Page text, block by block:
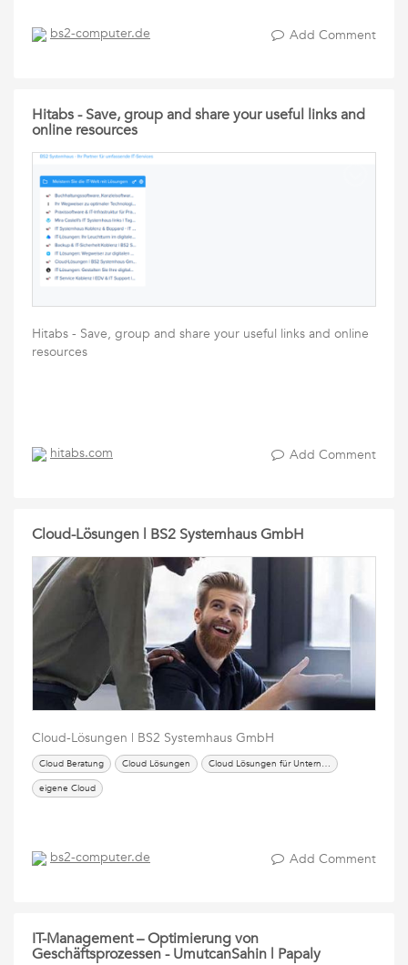
bs2-computer.de Add Comment
Hitabs - Save, group and share your useful links and
online resources
Hitabs - Save, group and share your useful links and online
resources
hitabs.com Add Comment
Cloud-Lösungen | BS2 Systemhaus GmbH
Cloud-Lösungen | BS2 Systemhaus GmbH
Cloud Beratung Cloud Lösungen
Cloud Lösungen für Unternehmen
eigene Cloud
bs2-computer.de Add Comment
IT-Management – Optimierung von
Geschäftsprozessen - UmutcanSahin | Papaly